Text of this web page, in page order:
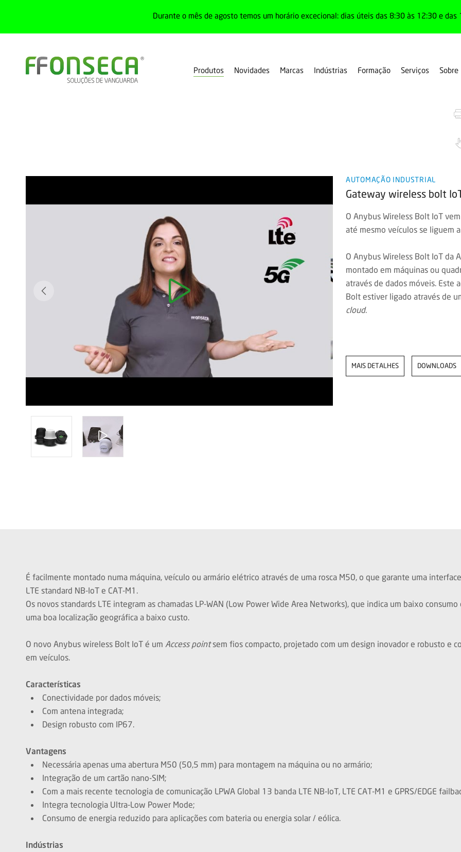
Durante o mês de agosto temos um horário excecional: dias úteis das 8:30 às 12:30 e
Produtos Novidades Marcas Indústrias Formação Serviços Sobre
AUTOMAÇÃO INDUSTRIAL
Gateway wireless bolt
O Anybus Wireless Bolt IoT
até mesmo veículos se liguem
O Anybus Wireless Bolt IoT da
montado em máquinas ou
através de dados móveis. Este
Bolt estiver ligado através de
cloud.
MAIS DETALHES DOWNLOADS
É facilmente montado numa máquina, veículo ou armário elétrico através de uma rosca M50, o que garante uma
LTE standard NB-IoT e CAT-M1.
Os novos standards LTE integram as chamadas LP-WAN (Low Power Wide Area Networks), que indica um baixo
uma boa localização geográfica a baixo custo.
O novo Anybus wireless Bolt IoT é um Access pointsem fios compacto, projetado com um design inovador e robusto e
em veículos.
Características
Conectividade por dados móveis;
Com antena integrada;
Design robusto com IP67.
Vantagens
Necessária apenas uma abertura M50 (50,5 mm) para montagem na máquina ou no armário;
Integração de um cartão nano-SIM;
Com a mais recente tecnologia de comunicação LPWA Global 13 banda LTE NB-IoT, LTE CAT-M1 e GPRS/EDGE
Integra tecnologia Ultra-Low Power Mode;
Consumo de energia reduzido para aplicações com bateria ou energia solar / eólica.
Indústrias